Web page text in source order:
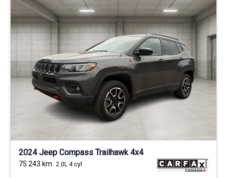
2024 Jeep Compass Trailhawk 4x4
75 243 km 2.0L 4 cyl